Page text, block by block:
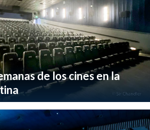
de los cines en la